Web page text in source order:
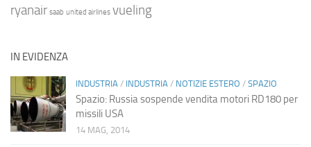
ryanair saab united airlines vueling
IN EVIDENZA
INDUSTRIA / INDUSTRIA / NOTIZIE ESTERO / SPAZIO
Spazio: Russia sospende vendita motori RD180 per
missili USA
14 MAG, 2014